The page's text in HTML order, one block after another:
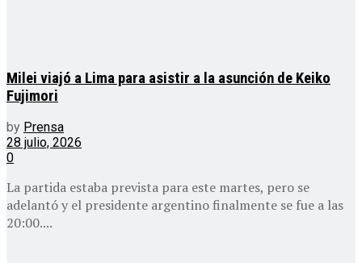
Milei viajó a Lima para asistir a la asunción de Keiko
Fujimori
by Prensa
28 julio, 2026
0
La partida estaba prevista para este martes, pero se
adelantó y el presidente argentino finalmente se fue a las
20:00....